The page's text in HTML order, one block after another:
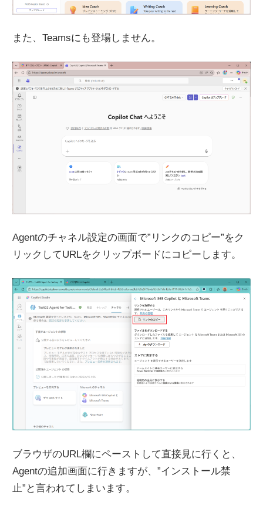
また、Teamsにも登場しません。
Agentのチャネル設定の画面で”リンクのコピー”をク
リックしてURLをクリップボードにコピーします。
ブラウザのURL欄にペーストして直接見に行くと、
Agentの追加画面に行きますが、”インストール禁
止”と言われてしまいます。